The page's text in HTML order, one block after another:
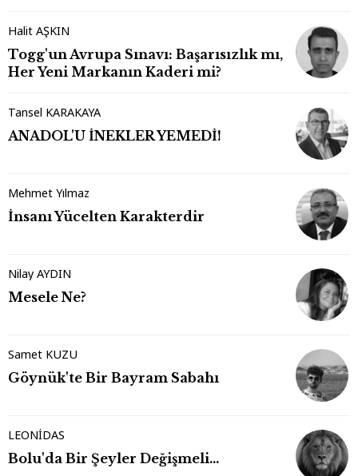
Halit AŞKIN
Togg'un Avrupa Sınavı: Başarısızlık mı,
Her Yeni Markanın Kaderi mi?
Tansel KARAKAYA
ANADOL'U İNEKLER YEMEDİ!
Mehmet Yılmaz
İnsanı Yücelten Karakterdir
Nilay AYDIN
Mesele Ne?
Samet KUZU
Göynük'te Bir Bayram Sabahı
LEONİDAS
Bolu'da Bir Şeyler Değişmeli…